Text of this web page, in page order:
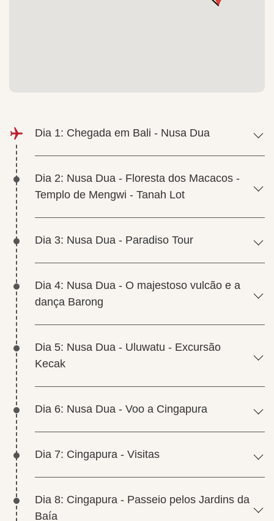
Dia 1: Chegada em Bali - Nusa Dua
Dia 2: Nusa Dua - Floresta dos Macacos -
Templo de Mengwi - Tanah Lot
Dia 3: Nusa Dua - Paradiso Tour
Dia 4: Nusa Dua - O majestoso vulcão e a
dança Barong
Dia 5: Nusa Dua - Uluwatu - Excursão
Kecak
Dia 6: Nusa Dua - Voo a Cingapura
Dia 7: Cingapura - Visitas
Dia 8: Cingapura - Passeio pelos Jardins da
Baía